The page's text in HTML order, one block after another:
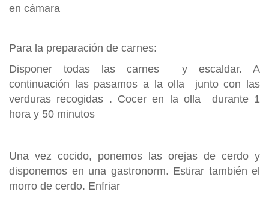
en cámara
Para la preparación de carnes:
Disponer todas las carnes y escaldar. A
continuación las pasamos a la olla junto con las
verduras recogidas . Cocer en la olla durante 1
hora y 50 minutos
Una vez cocido, ponemos las orejas de cerdo y
disponemos en una gastronorm. Estirar también el
morro de cerdo. Enfriar